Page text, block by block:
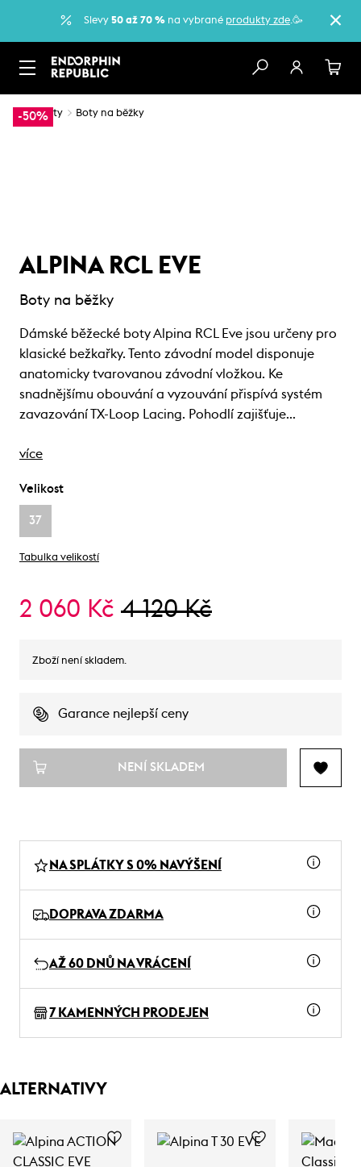
Slevy 50 až 70 % na vybrané produkty zde.🥳
-50%
… Boty Boty na běžky
ALPINA RCL EVE
Boty na běžky
Dámské běžecké boty Alpina RCL Eve jsou určeny pro
klasické bežkařky. Tento závodní model disponuje
anatomicky tvarovanou závodní vložkou. Ke
snadnějšímu obouvání a vyzouvání přispívá systém
zavazování TX-Loop Lacing. Pohodlí zajišťuje…
více
Velikost
37
Tabulka velikostí
2 060 Kč 4 120 Kč
Zboží není skladem.
Garance nejlepší ceny
NENÍ SKLADEM
NA SPLÁTKY S 0% NAVÝŠENÍ
DOPRAVA ZDARMA
AŽ 60 DNŮ NA VRÁCENÍ
7 KAMENNÝCH PRODEJEN
ALTERNATIVY